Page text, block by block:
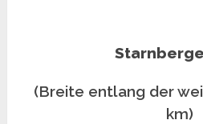
(Breite entlang der
km)